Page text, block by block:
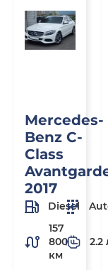
Mercedes-
Benz C-
Class
2017
Diesel
157
800
км
2.2